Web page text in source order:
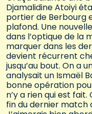
Djamalidine Atoiyi
portier de Berbourg
plafond. Une
dans l’optique de la
marquer dans les
devient récurrent
jusqu’au bout. On a
analysait un Ismaël
bonne opération
n’y a rien qui est
fin du dernier match